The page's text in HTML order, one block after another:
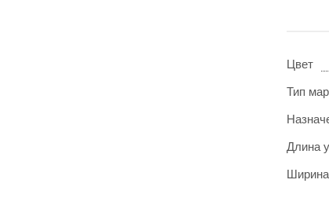
Цвет
Тип
Длина